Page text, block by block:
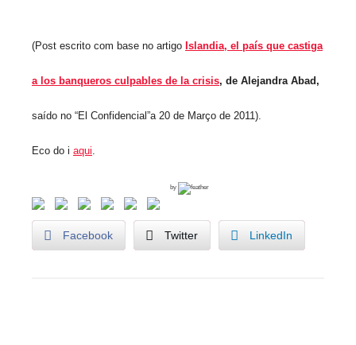
(Post escrito com base no artigo Islandia, el país que castiga
a los banqueros culpables de la crisis, de Alejandra Abad,
saído no “El Confidencial”a 20 de Março de 2011).
Eco do i aqui
by
Facebook Twitter LinkedIn